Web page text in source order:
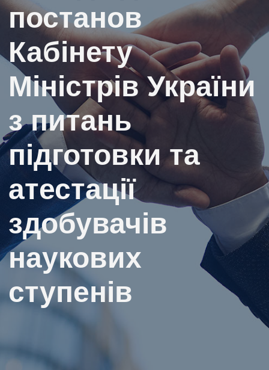
постанов
Кабінету
Міністрів України
з питань
підготовки та
атестації
здобувачів
наукових
ступенів